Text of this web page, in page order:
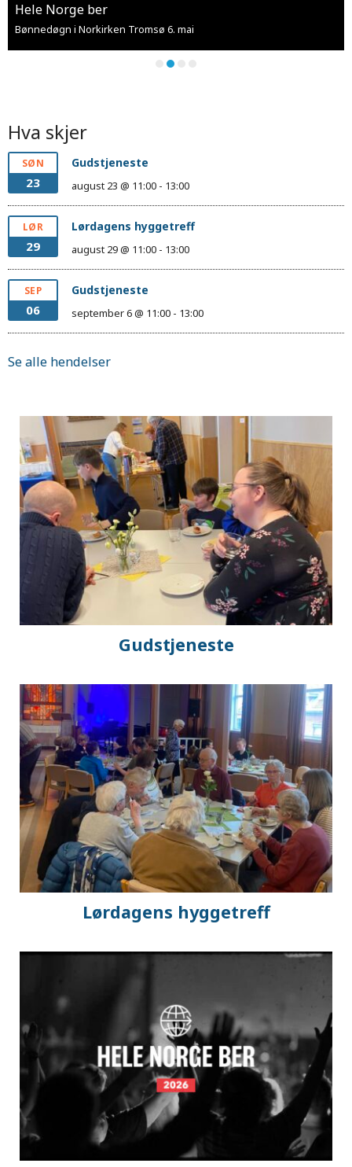
Hele Norge ber
Bønnedøgn i Norkirken Tromsø 6. mai
Hva skjer
SØN
23
Gudstjeneste
august 23 @ 11:00 - 13:00
LØR
29
Lørdagens hyggetreff
august 29 @ 11:00 - 13:00
SEP
06
Gudstjeneste
september 6 @ 11:00 - 13:00
Se alle hendelser
Snarveier
Gudstjeneste
Lørdagens hyggetreff